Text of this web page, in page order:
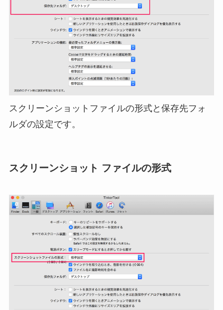
スクリーンショットファイルの形式と保存先フォ
ルダの設定です。
スクリーンショット ファイルの形式